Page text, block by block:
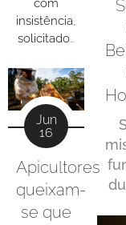
com
insistência,
solicitados
escrever
sobre
"este ou
aquele
assunto"
que muito
incomoda
as pessoas
e cuja
Jun
16
Apicultores
queixam-
se que